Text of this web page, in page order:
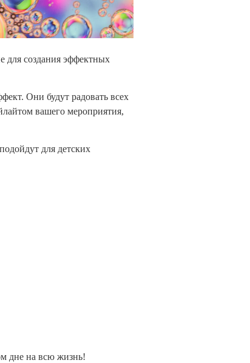
создания эффектных
Они будут радовать всех
вашего мероприятия,
для детских
дне на всю жизнь!